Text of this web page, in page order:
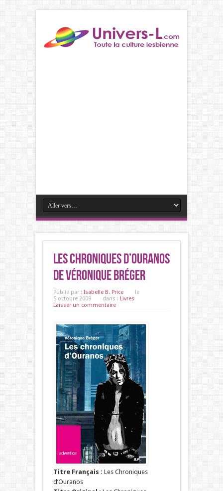
Les Chroniques d’Ouranos
de Véronique Bréger
Publié par : Isabelle B. Price
le
5 octobre 2009
dans : Livres
Laisser un commentaire
Titre Français : Les Chroniques
d’Ouranos